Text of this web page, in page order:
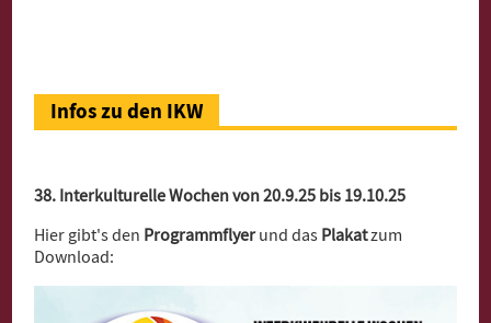
Infos zu den IKW
38. Interkulturelle Wochen von 20.9.25 bis 19.10.25
Hier gibt's den Programmflyerund das Plakatzum
Download: